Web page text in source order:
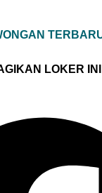
LOKER INI